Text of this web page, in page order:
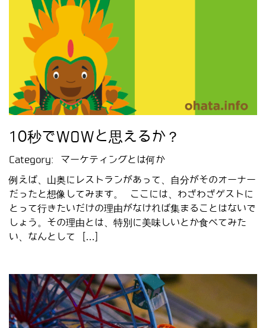
10秒でWOWと思えるか？
Category: マーケティングとは何か
例えば、山奥にレストランがあって、自分がそのオーナー
だったと想像してみます。 ここには、わざわざゲストに
とって行きたいだけの理由がなければ集まることはないで
しょう。その理由とは、特別に美味しいとか食べてみた
い、なんとして […]